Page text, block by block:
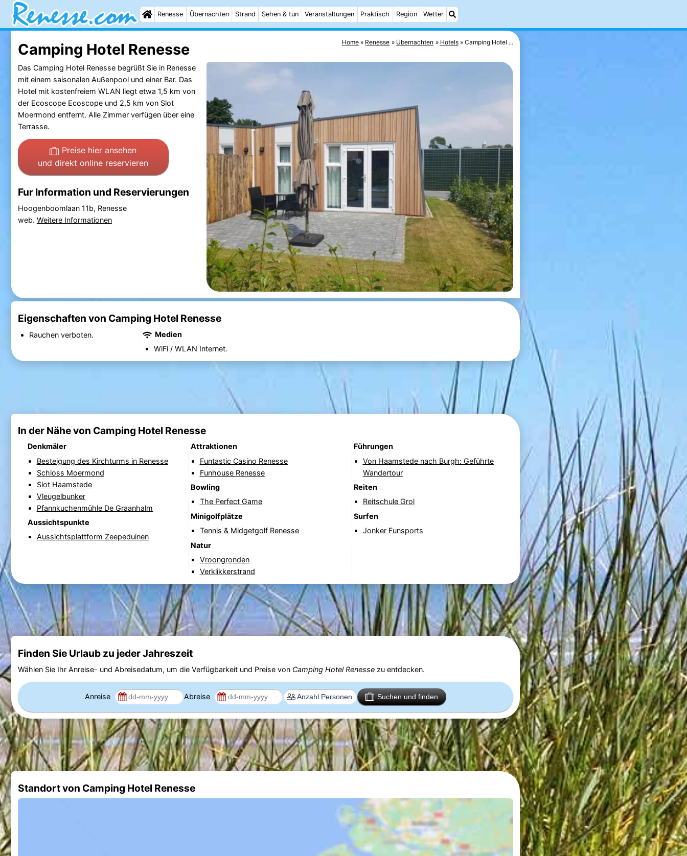
Renesse Übernachten Strand Sehen & tun Veranstaltungen Praktisch Region Wetter
Home Renesse Übernachten Hotels Camping Hotel ...
Camping Hotel Renesse
Das Camping Hotel Renesse begrüßt Sie in Renesse
mit einem saisonalen Außenpool und einer Bar. Das
Hotel mit kostenfreiem WLAN liegt etwa 1,5 km von
der Ecoscope Ecoscope und 2,5 km von Slot
Moermond entfernt. Alle Zimmer verfügen über eine
Terrasse.
Preise hier ansehen
und direkt online reservieren
Fur Information und Reservierungen
Hoogenboomlaan 11b, Renesse
web. Weitere Informationen
Eigenschaften von Camping Hotel Renesse
Rauchen verboten.
Medien
WiFi / WLAN Internet.
In der Nähe von Camping Hotel Renesse
Denkmäler
Besteigung des Kirchturms in Renesse
Schloss Moermond
Slot Haamstede
Vleugelbunker
Pfannkuchenmühle De Graanhalm
Aussichtspunkte
Aussichtsplattform Zeepeduinen
Attraktionen
Funtastic Casino Renesse
Funhouse Renesse
Bowling
The Perfect Game
Minigolfplätze
Tennis & Midgetgolf Renesse
Natur
Vroongronden
Verklikkerstrand
Führungen
Von Haamstede nach Burgh: Geführte
Wandertour
Reiten
Reitschule Grol
Surfen
Jonker Funsports
Finden Sie Urlaub zu jeder Jahreszeit
Wählen Sie Ihr Anreise- und Abreisedatum, um die Verfügbarkeit und Preise von Camping Hotel Renessezu entdecken.
Anreise Abreise Suchen und finden
Standort von Camping Hotel Renesse